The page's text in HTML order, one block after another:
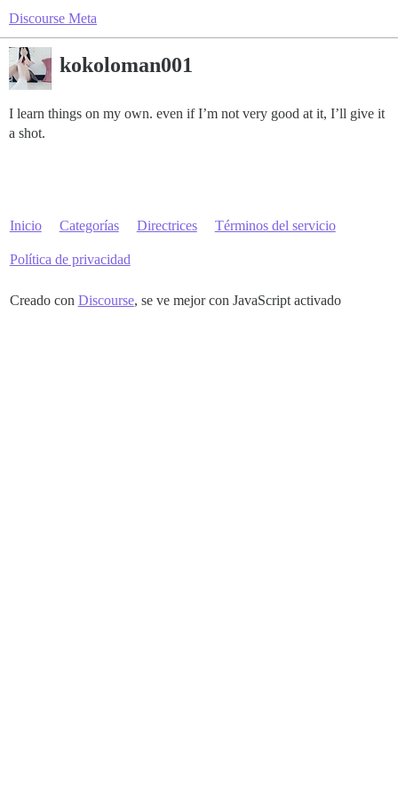
Discourse Meta
kokoloman001
I learn things on my own. even if I’m not very good at it, I’ll give it
a shot.
Inicio Categorías Directrices Términos del servicio
Política de privacidad
Creado con Discourse, se ve mejor con JavaScript activado